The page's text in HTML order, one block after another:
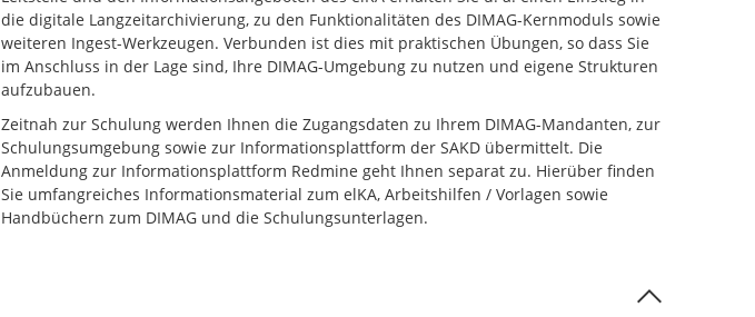
die digitale Langzeitarchivierung, zu den Funktionalitäten des DIMAG-Kernmoduls sowie
weiteren Ingest-Werkzeugen. Verbunden ist dies mit praktischen Übungen, so dass Sie
im Anschluss in der Lage sind, Ihre DIMAG-Umgebung zu nutzen und eigene Strukturen
aufzubauen.
Zeitnah zur Schulung werden Ihnen die Zugangsdaten zu Ihrem DIMAG-Mandanten, zur
Schulungsumgebung sowie zur Informationsplattform der SAKD übermittelt. Die
Anmeldung zur Informationsplattform Redmine geht Ihnen separat zu. Hierüber finden
Sie umfangreiches Informationsmaterial zum elKA, Arbeitshilfen / Vorlagen sowie
Handbüchern zum DIMAG und die Schulungsunterlagen.